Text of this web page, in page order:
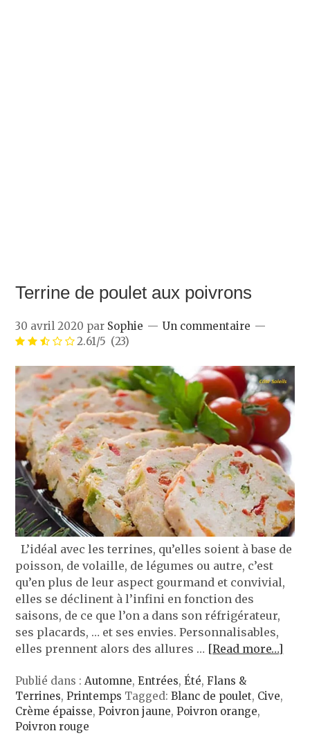
Terrine de poulet aux poivrons
30 avril 2020 par Sophie
Un commentaire
2.61/5 (23)
L’idéal avec les terrines, qu’elles soient à base de
poisson, de volaille, de légumes ou autre, c’est
qu’en plus de leur aspect gourmand et convivial,
elles se déclinent à l’infini en fonction des
saisons, de ce que l’on a dans son réfrigérateur,
ses placards, … et ses envies. Personnalisables,
elles prennent alors des allures … [Read more…]
Publié dans :Automne,Entrées,Été,Flans &
Terrines,Printemps Tagged:Blanc de poulet, Cive,
Crème épaisse,Poivron jaune,Poivron orange,
Poivron rouge